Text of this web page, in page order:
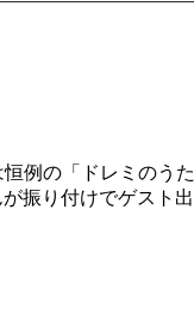
例の「ドレミのうた
振り付けでゲスト